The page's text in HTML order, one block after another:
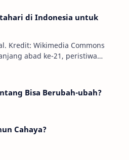
di Indonesia untuk
Kredit: Wikimedia Commons
abad ke-21, peristiwa
Bisa Berubah-ubah?
Cahaya?